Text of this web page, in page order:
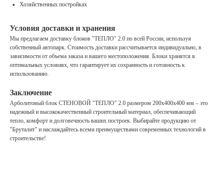
Хозяйственных постройках
Условия доставки и хранения
Мы предлагаем доставку блоков "ТЕПЛО" 2.0 по всей России, используя
собственный автопарк. Стоимость доставки рассчитывается индивидуально, в
зависимости от объема заказа и вашего местоположения. Блоки хранятся в
оптимальных условиях, что гарантирует их сохранность и готовность к
использованию.
Заключение
Арболитовый блок СТЕНОВОЙ "ТЕПЛО" 2.0 размером 200х400х400 мм – это
надежный и высококачественный строительный материал, обеспечивающий
тепло, комфорт и долговечность ваших построек. Выбирайте продукцию от
"Бруталит" и наслаждайтесь всеми преимуществами современных технологий в
строительстве!